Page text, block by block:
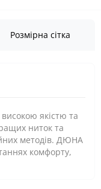
Розмірна сітка
якістю та
ниток та
методів. ДЮНА
комфорту,